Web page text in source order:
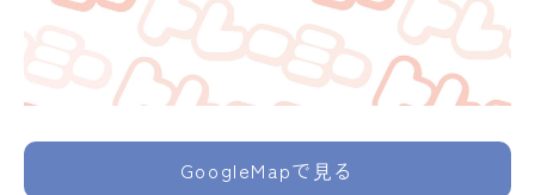
GoogleMapで見る